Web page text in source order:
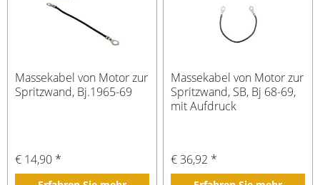
Massekabel von Motor zur
Spritzwand, Bj.1965-69
€ 14,90 *
Massekabel von Motor zur
Spritzwand, SB, Bj 68-69,
mit Aufdruck
€ 36,92 *